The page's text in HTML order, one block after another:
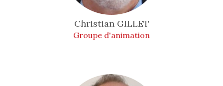
Christian GILLET
Groupe d'animation